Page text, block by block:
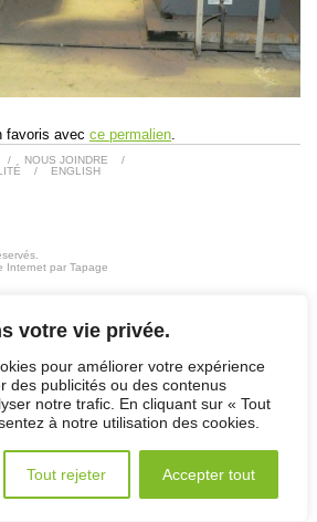
votre vie privée.
pour améliorer votre expérience
des publicités ou des contenus
notre trafic. En cliquant sur « Tout
à notre utilisation des cookies.
Tout rejeter Accepter tout
favoris avec ce permalien
/ NOUS JOINDRE
/
/ ENGLISH
Internet par Tapage